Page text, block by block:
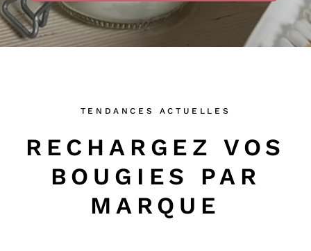
Les Bougies de
Carole
TENDANCES ACTUELLES
RECHARGEZ VOS
BOUGIES PAR
MARQUE